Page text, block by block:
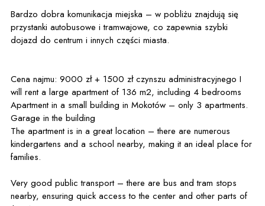
Bardzo dobra komunikacja miejska – w pobliżu znajdują się
przystanki autobusowe i tramwajowe, co zapewnia szybki
dojazd do centrum i innych części miasta.
Cena najmu: 9000 zł + 1500 zł czynszu administracyjnego I
will rent a large apartment of 136 m2, including 4 bedrooms
Apartment in a small building in Mokotów – only 3 apartments.
Garage in the building
The apartment is in a great location – there are numerous
kindergartens and a school nearby, making it an ideal place for
families.
Very good public transport – there are bus and tram stops
nearby, ensuring quick access to the center and other parts of